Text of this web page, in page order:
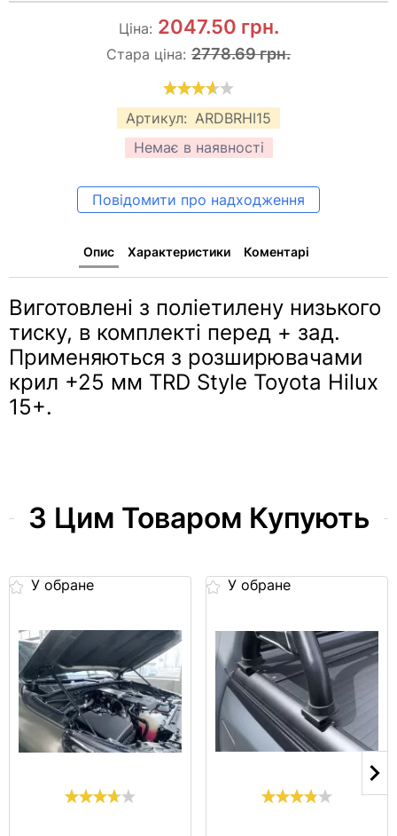
Артикул: ARDBRHI15
Немає в наявності
Ціна: 2047.50 грн.
Стара ціна: 2778.69 грн.
Повідомити про надходження
Опис Характеристики Коментарі
Виготовлені з поліетилену низького
тиску, в комплекті перед + зад.
Применяються з розширювачами
крил +25 мм TRD Style Toyota Hilux
15+.
З Цим Товаром Купують
У обране У обране